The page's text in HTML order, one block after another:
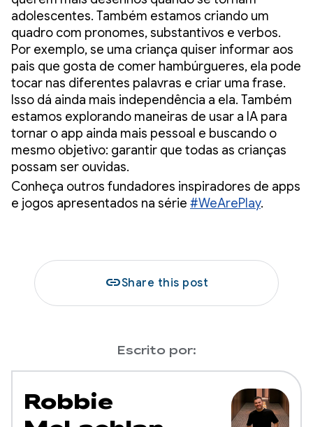
adolescentes. Também estamos criando um
quadro com pronomes, substantivos e verbos.
Por exemplo, se uma criança quiser informar aos
pais que gosta de comer hambúrgueres, ela pode
tocar nas diferentes palavras e criar uma frase.
Isso dá ainda mais independência a ela. Também
estamos explorando maneiras de usar a IA para
tornar o app ainda mais pessoal e buscando o
mesmo objetivo: garantir que todas as crianças
possam ser ouvidas.
Conheça outros fundadores inspiradores de apps
e jogos apresentados na série #WeArePlay.
linkShare this post
Escrito por:
Robbie